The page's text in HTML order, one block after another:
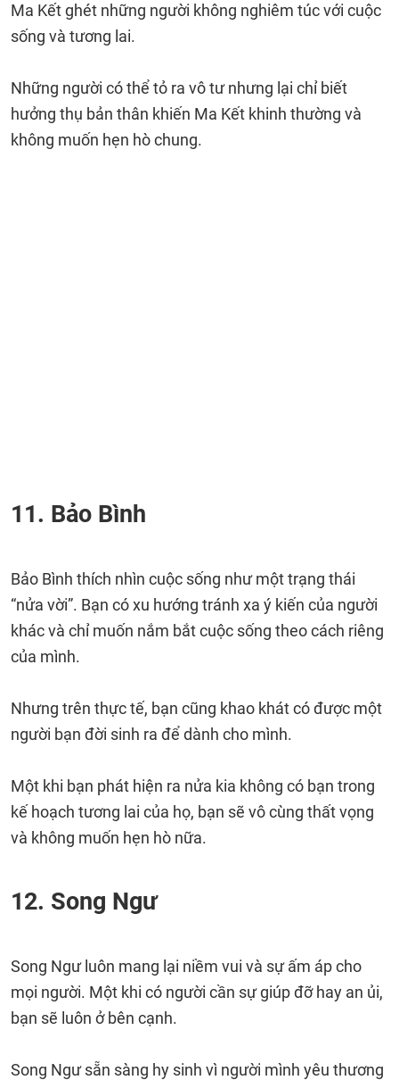
Ma Kết ghét những người không nghiêm túc với cuộc
sống và tương lai.
Những người có thể tỏ ra vô tư nhưng lại chỉ biết
hưởng thụ bản thân khiến Ma Kết khinh thường và
không muốn hẹn hò chung.
11. Bảo Bình
Bảo Bình thích nhìn cuộc sống như một trạng thái
“nửa vời”. Bạn có xu hướng tránh xa ý kiến ​​của người
khác và chỉ muốn nắm bắt cuộc sống theo cách riêng
của mình.
Nhưng trên thực tế, bạn cũng khao khát có được một
người bạn đời sinh ra để dành cho mình.
Một khi bạn phát hiện ra nửa kia không có bạn trong
kế hoạch tương lai của họ, bạn sẽ vô cùng thất vọng
và không muốn hẹn hò nữa.
12. Song Ngư
Song Ngư luôn mang lại niềm vui và sự ấm áp cho
mọi người. Một khi có người cần sự giúp đỡ hay an ủi,
bạn sẽ luôn ở bên cạnh.
Song Ngư sẵn sàng hy sinh vì người mình yêu thương